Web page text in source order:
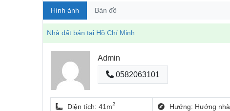
Hình ảnh Bản đồ
Nhà đất bán tại Hồ Chí Minh
Admin
0582063101
Diện tích: 41m2 Hướng: Hướng nhà